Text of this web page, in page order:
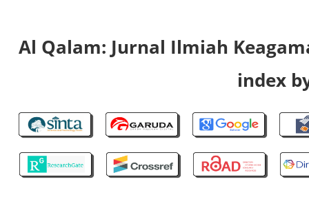
Al Qalam: Jurnal Ilmiah
index